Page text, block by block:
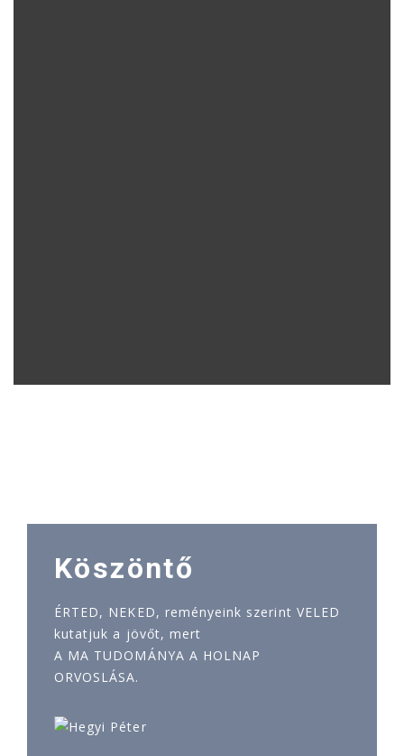
Köszöntő
ÉRTED, NEKED, reményeink szerint VELED
kutatjuk a jövőt, mert
A MA TUDOMÁNYA A HOLNAP
ORVOSLÁSA.